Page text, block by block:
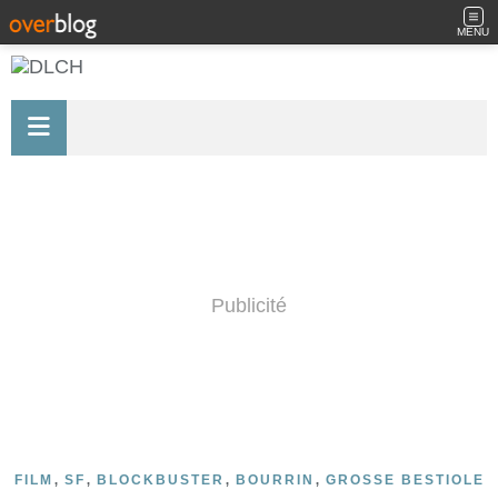
MENU
Publicité
FILM , SF , BLOCKBUSTER , BOURRIN , GROSSE BESTIOLE